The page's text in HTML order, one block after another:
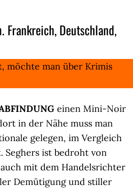
Frankreich, Deutschland,
möchte man über Krimis
einen Mini-Noir
in der Nähe muss man
gelegen, im Vergleich
Seghers ist bedroht von
mit dem Handelsrichter
Demütigung und stiller